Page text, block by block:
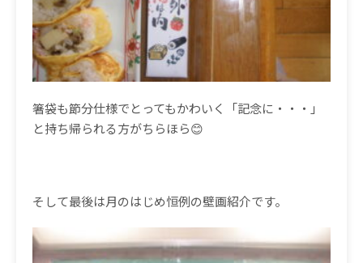
箸袋も節分仕様でとってもかわいく「記念に・・・」
と持ち帰られる方がちらほら😊
そして最後は月のはじめ恒例の壁画紹介です。